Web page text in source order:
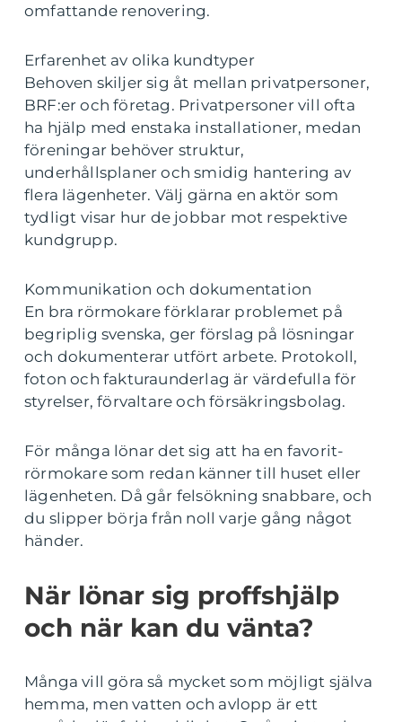
omfattande renovering.
Erfarenhet av olika kundtyper
Behoven skiljer sig åt mellan privatpersoner,
BRF:er och företag. Privatpersoner vill ofta
ha hjälp med enstaka installationer, medan
föreningar behöver struktur,
underhållsplaner och smidig hantering av
flera lägenheter. Välj gärna en aktör som
tydligt visar hur de jobbar mot respektive
kundgrupp.
Kommunikation och dokumentation
En bra rörmokare förklarar problemet på
begriplig svenska, ger förslag på lösningar
och dokumenterar utfört arbete. Protokoll,
foton och fakturaunderlag är värdefulla för
styrelser, förvaltare och försäkringsbolag.
För många lönar det sig att ha en favorit-
rörmokare som redan känner till huset eller
lägenheten. Då går felsökning snabbare, och
du slipper börja från noll varje gång något
händer.
När lönar sig proffshjälp
och när kan du vänta?
Många vill göra så mycket som möjligt själva
hemma, men vatten och avlopp är ett